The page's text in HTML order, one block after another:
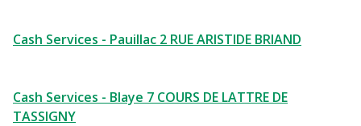
Cash Services - Pauillac 2 RUE ARISTIDE BRIAND
Cash Services - Blaye 7 COURS DE LATTRE DE
TASSIGNY